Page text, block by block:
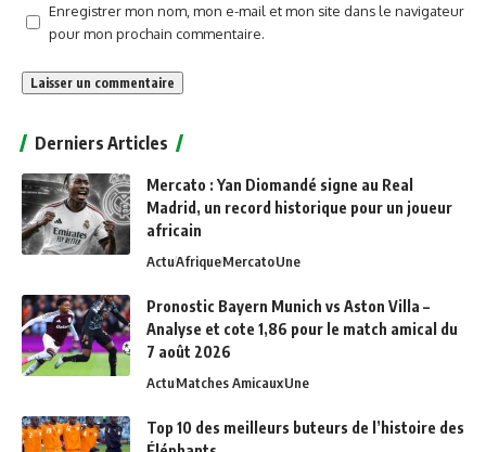
Enregistrer mon nom, mon e-mail et mon site dans le navigateur
pour mon prochain commentaire.
Derniers Articles
Mercato : Yan Diomandé signe au Real
Madrid, un record historique pour un joueur
africain
ActuAfriqueMercatoUne
Pronostic Bayern Munich vs Aston Villa –
Analyse et cote 1,86 pour le match amical du
7 août 2026
ActuMatches AmicauxUne
Top 10 des meilleurs buteurs de l’histoire des